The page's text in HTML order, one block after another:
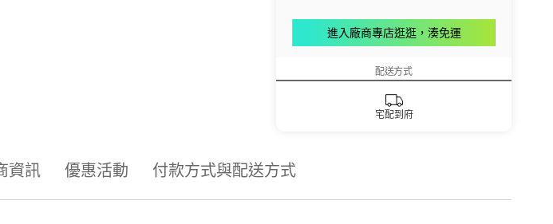
進入廠商專店逛逛，湊免運
配送方式
宅配到府
資訊 優惠活動 付款方式與配送方式